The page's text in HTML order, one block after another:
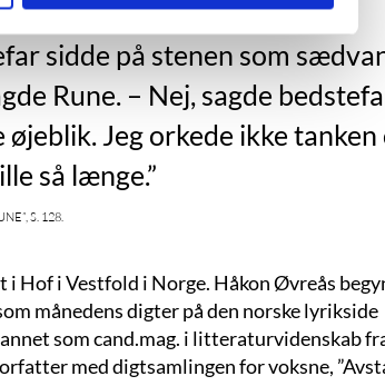
sidde på stenen som
Rune. – Nej, sagde
Jeg orkede ikke tanken
så længe.”
s. 128.
Hof i Vestfold i Norge. Håkon Øvreås
månedens digter på den norske lyrikside
som cand.mag. i litteraturvidenskab
med digtsamlingen for voksne,